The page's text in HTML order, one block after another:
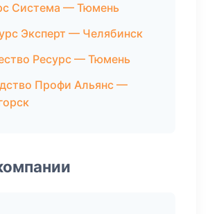
Система — Тюмень
Эксперт — Челябинск
Ресурс — Тюмень
Профи Альянс —